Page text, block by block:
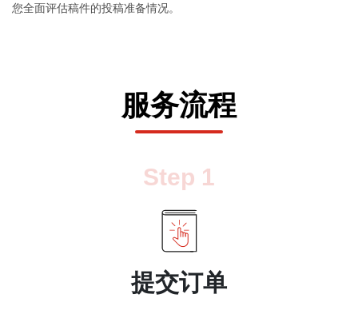
您全面评估稿件的投稿准备情况。
服务流程
Step 1
提交订单